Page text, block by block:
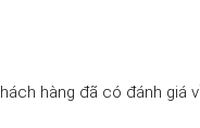
hàng đã có đánh